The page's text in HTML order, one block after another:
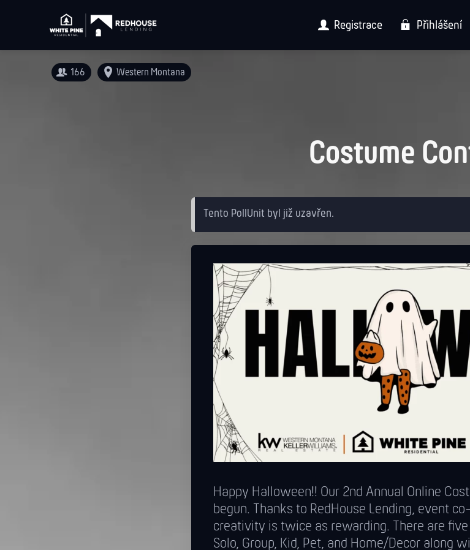
Registrace Přihlášení
166 Western Montana
Costume
Tento PollUnit byl již uzavřen.
Happy Halloween!! Our 2nd Annual Online
begun. Thanks to RedHouse Lending, event
creativity is twice as rewarding. There are
Solo, Group, Kid, Pet, and Home/Decor along